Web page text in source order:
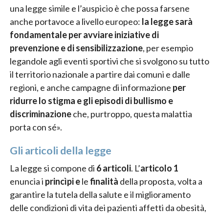
una legge simile e l’auspicio è che possa farsene
anche portavoce a livello europeo: la legge sarà
fondamentale per avviare iniziative di
prevenzione e di sensibilizzazione, per esempio
legandole agli eventi sportivi che si svolgono su tutto
il territorio nazionale a partire dai comuni e dalle
regioni, e anche campagne di informazione per
ridurre lo stigma e gli episodi di bullismo e
discriminazioneche, purtroppo, questa malattia
porta con sé».
Gli articoli della legge
La legge si compone di 6 articoli. L’articolo 1
enuncia i princìpi elefinalità della proposta, volta a
garantire la tutela della salute e il miglioramento
delle condizioni di vita dei pazienti affetti da obesità,